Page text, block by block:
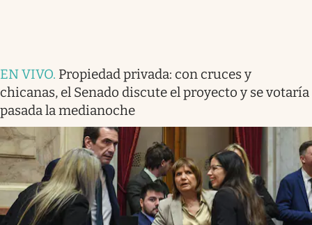
EN VIVO. Propiedad privada: con cruces y
chicanas, el Senado discute el proyecto y se votaría
pasada la medianoche